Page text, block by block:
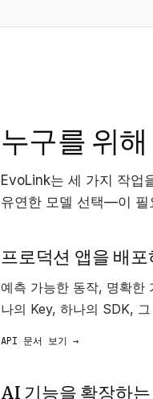
누구를 위
EvoLink는 세 가지 작업
유연한 모델 선택—이 필
프로덕션 앱을 배
예측 가능한 동작, 명확한
나의 Key, 하나의 SDK,
API 문서 보기 →
AI 기능을 확장하는